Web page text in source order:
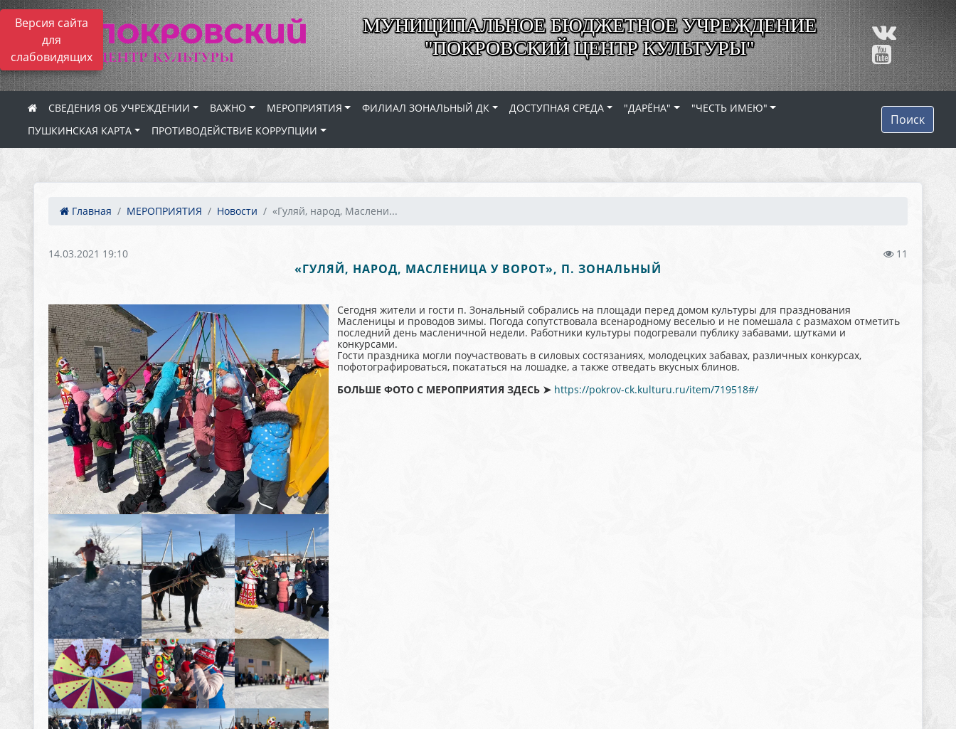
Версия сайта
для
слабовидящих
МУНИЦИПАЛЬНОЕ БЮДЖЕТНОЕ УЧРЕЖДЕНИЕ
"ПОКРОВСКИЙ ЦЕНТР КУЛЬТУРЫ"
СВЕДЕНИЯ ОБ УЧРЕЖДЕНИИ ВАЖНО МЕРОПРИЯТИЯ ФИЛИАЛ ЗОНАЛЬНЫЙ ДК ДОСТУПНАЯ СРЕДА "ДАРЁНА"
"ЧЕСТЬ ИМЕЮ"
ПУШКИНСКАЯ КАРТА
ПРОТИВОДЕЙСТВИЕ КОРРУПЦИИ
Поиск
Главная МЕРОПРИЯТИЯ Новости «Гуляй, народ, Маслени...
14.03.2021 19:10 11
«ГУЛЯЙ, НАРОД, МАСЛЕНИЦА У ВОРОТ», П. ЗОНАЛЬНЫЙ
Сегодня жители и гости п. Зональный собрались на площади перед домом культуры для празднования
Масленицы и проводов зимы. Погода сопутствовала всенародному веселью и не помешала с размахом отметить
последний день масленичной недели. Работники культуры подогревали публику забавами, шутками и
конкурсами.
Гости праздника могли поучаствовать в силовых состязаниях, молодецких забавах, различных конкурсах,
пофотографироваться, покататься на лошадке, а также отведать вкусных блинов.
БОЛЬШЕ ФОТО С МЕРОПРИЯТИЯ ЗДЕСЬ ➤ https://pokrov-ck.kulturu.ru/item/719518#/